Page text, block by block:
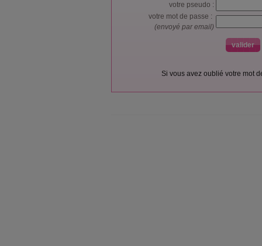
votre pseudo :
votre mot de passe :
(envoyé par email)
Si vous avez oublié votre mot